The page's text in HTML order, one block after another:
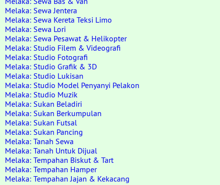
Melaka: Sewa Jentera
Melaka: Sewa Kereta Teksi Limo
Melaka: Sewa Lori
Melaka: Sewa Pesawat & Helikopter
Melaka: Studio Filem & Videografi
Melaka: Studio Fotografi
Melaka: Studio Grafik & 3D
Melaka: Studio Lukisan
Melaka: Studio Model Penyanyi Pelakon
Melaka: Studio Muzik
Melaka: Sukan Beladiri
Melaka: Sukan Berkumpulan
Melaka: Sukan Futsal
Melaka: Sukan Pancing
Melaka: Tanah Sewa
Melaka: Tanah Untuk Dijual
Melaka: Tempahan Biskut & Tart
Melaka: Tempahan Hamper
Melaka: Tempahan Jajan & Kekacang